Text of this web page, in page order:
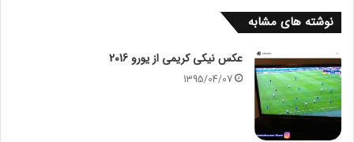
نوشته های مشابه
عکس نیکی کریمی از یورو 2016
1395/04/07